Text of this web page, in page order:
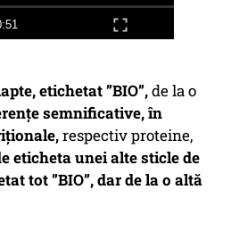
etichetat ”BIO”,de la o
semnificative, în
respectiv proteine,
eticheta unei alte sticle de
tot ”BIO”, dar de la o altă